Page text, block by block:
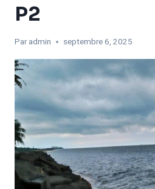
P2
Par admin septembre 6, 2025